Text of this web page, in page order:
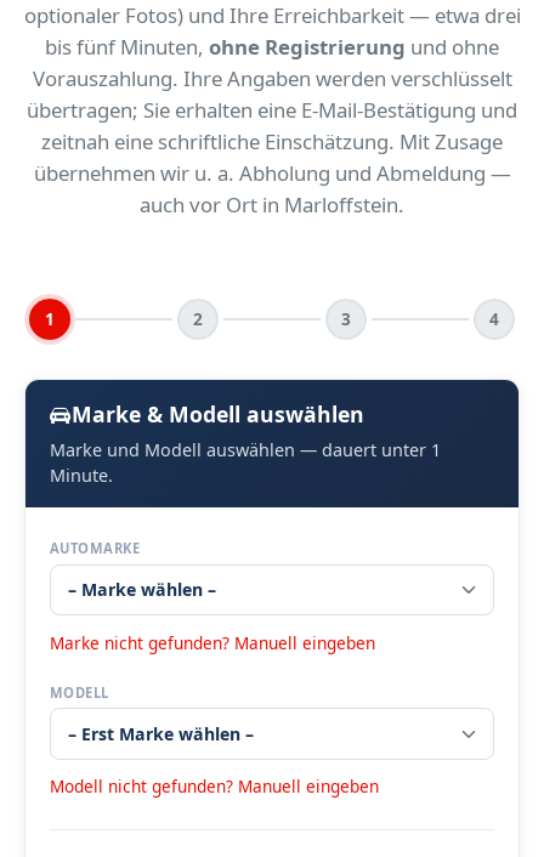
optionaler Fotos) und Ihre Erreichbarkeit — etwa drei
bis fünf Minuten, ohne Registrierung und ohne
Vorauszahlung. Ihre Angaben werden verschlüsselt
übertragen; Sie erhalten eine E-Mail-Bestätigung und
zeitnah eine schriftliche Einschätzung. Mit Zusage
übernehmen wir u. a. Abholung und Abmeldung —
auch vor Ort in Marloffstein.
1 2 3 4
Marke & Modell auswählen
Marke und Modell auswählen — dauert unter 1
Minute.
AUTOMARKE
Marke nicht gefunden? Manuell eingeben
MODELL
Modell nicht gefunden? Manuell eingeben